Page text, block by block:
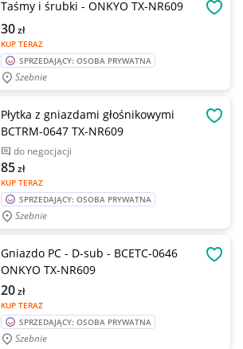
Taśmy i śrubki - ONKYO TX-NR609
KUP TERAZ
30zł
SPRZEDAJĄCY: OSOBA PRYWATNA
Szebnie
Płytka z gniazdami głośnikowymi
BCTRM-0647 TX-NR609
do negocjacji
KUP TERAZ
85zł
SPRZEDAJĄCY: OSOBA PRYWATNA
Szebnie
Gniazdo PC - D-sub - BCETC-0646
ONKYO TX-NR609
KUP TERAZ
20zł
SPRZEDAJĄCY: OSOBA PRYWATNA
Szebnie